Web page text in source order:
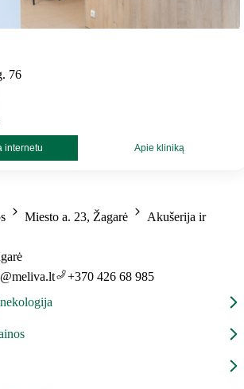
76
internetu Apie kliniką
Miesto a. 23, Žagarė
Akušerija ir
+370 426 68 985